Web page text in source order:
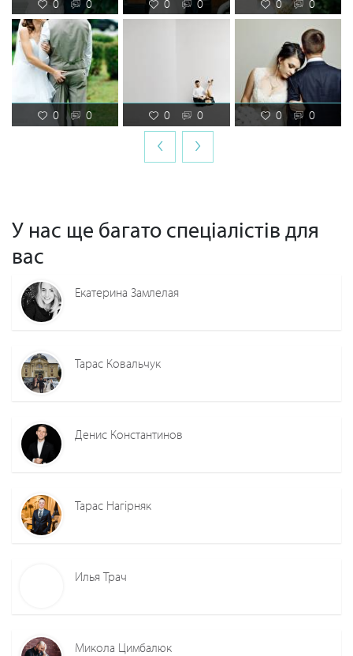
0 0 0 0 0 0
‹ ›
У нас ще багато спеціалістів для
вас
Екатерина Замлелая
Тарас Ковальчук
Денис Константинов
Тарас Нагірняк
Илья Трач
Микола Цимбалюк